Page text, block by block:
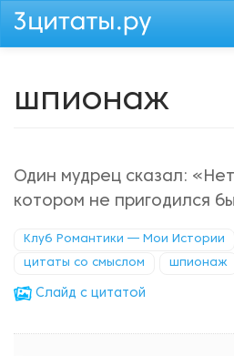
Перейти
шпионаж
Один мудрец сказал:
котором не пригодился
Клуб Романтики — Мои Истории
цитаты со смыслом шпионаж
Cлайд с цитатой